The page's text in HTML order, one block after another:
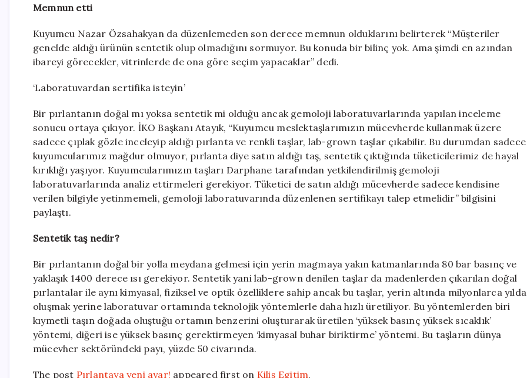
Memnun etti
Kuyumcu Nazar Özsahakyan da düzenlemeden son derece memnun olduklarını belirterek “Müşteriler
genelde aldığı ürünün sentetik olup olmadığını sormuyor. Bu konuda bir bilinç yok. Ama şimdi en azından
ibareyi görecekler, vitrinlerde de ona göre seçim yapacaklar” dedi.
‘Laboratuvardan sertifika isteyin’
Bir pırlantanın doğal mı yoksa sentetik mi olduğu ancak gemoloji laboratuvarlarında yapılan inceleme
sonucu ortaya çıkıyor. İKO Başkanı Atayık, “Kuyumcu meslektaşlarımızın mücevherde kullanmak üzere
sadece çıplak gözle inceleyip aldığı pırlanta ve renkli taşlar, lab-grown taşlar çıkabilir. Bu durumdan sadece
kuyumcularımız mağdur olmuyor, pırlanta diye satın aldığı taş, sentetik çıktığında tüketicilerimiz de hayal
kırıklığı yaşıyor. Kuyumcularımızın taşları Darphane tarafından yetkilendirilmiş gemoloji
laboratuvarlarında analiz ettirmeleri gerekiyor. Tüketici de satın aldığı mücevherde sadece kendisine
verilen bilgiyle yetinmemeli, gemoloji laboratuvarında düzenlenen sertifikayı talep etmelidir” bilgisini
paylaştı.
Sentetik taş nedir?
Bir pırlantanın doğal bir yolla meydana gelmesi için yerin magmaya yakın katmanlarında 80 bar basınç ve
yaklaşık 1400 derece ısı gerekiyor. Sentetik yani lab-grown denilen taşlar da madenlerden çıkarılan doğal
pırlantalar ile aynı kimyasal, fiziksel ve optik özelliklere sahip ancak bu taşlar, yerin altında milyonlarca yılda
oluşmak yerine laboratuvar ortamında teknolojik yöntemlerle daha hızlı üretiliyor. Bu yöntemlerden biri
kıymetli taşın doğada oluştuğu ortamın benzerini oluşturarak üretilen ‘yüksek basınç yüksek sıcaklık’
yöntemi, diğeri ise yüksek basınç gerektirmeyen ‘kimyasal buhar biriktirme’ yöntemi. Bu taşların dünya
mücevher sektöründeki payı, yüzde 50 civarında.
The post Pırlantaya yeni ayar! appeared first on Kilis Egitim.